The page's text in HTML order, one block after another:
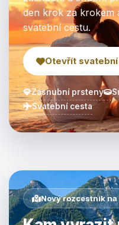
den krok za krokem
svatební cestu.
Otevřít
Zásnubní prsteny
Svatební cesta
Nový rozcestník